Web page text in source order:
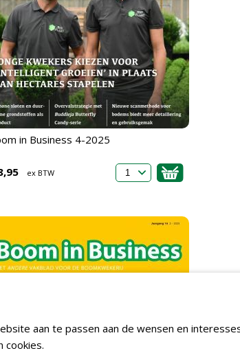
in Business 4-2025
ex BTW
aan te passen aan de wensen en
cookies.